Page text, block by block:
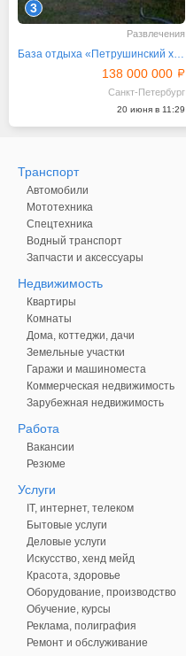
3
Развлечения
База отдыха «Петрушинский хутор»
138 000 000
Санкт-Петербург
20 июня в 11:29
Транспорт
Автомобили
Мототехника
Спецтехника
Водный транспорт
Запчасти и аксессуары
Недвижимость
Квартиры
Комнаты
Дома, коттеджи, дачи
Земельные участки
Гаражи и машиноместа
Коммерческая недвижимость
Зарубежная недвижимость
Работа
Вакансии
Резюме
Услуги
IT, интернет, телеком
Бытовые услуги
Деловые услуги
Искусство, хенд мейд
Красота, здоровье
Оборудование, производство
Обучение, курсы
Реклама, полиграфия
Ремонт и обслуживание